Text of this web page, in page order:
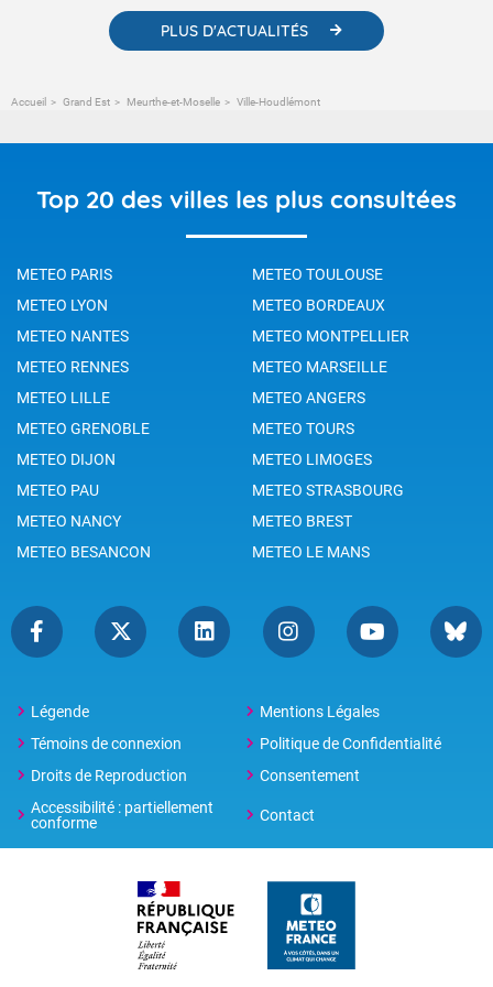
PLUS D'ACTUALITÉS
Accueil Grand Est Meurthe-et-Moselle Ville-Houdlémont
Top 20 des villes les plus consultées
METEO PARIS
METEO TOULOUSE
METEO LYON
METEO BORDEAUX
METEO NANTES
METEO MONTPELLIER
METEO RENNES
METEO MARSEILLE
METEO LILLE
METEO ANGERS
METEO GRENOBLE
METEO TOURS
METEO DIJON
METEO LIMOGES
METEO PAU
METEO STRASBOURG
METEO NANCY
METEO BREST
METEO BESANCON
METEO LE MANS
Légende
Mentions Légales
Témoins de connexion
Politique de Confidentialité
Droits de Reproduction
Consentement
Accessibilité : partiellement
conforme
Contact